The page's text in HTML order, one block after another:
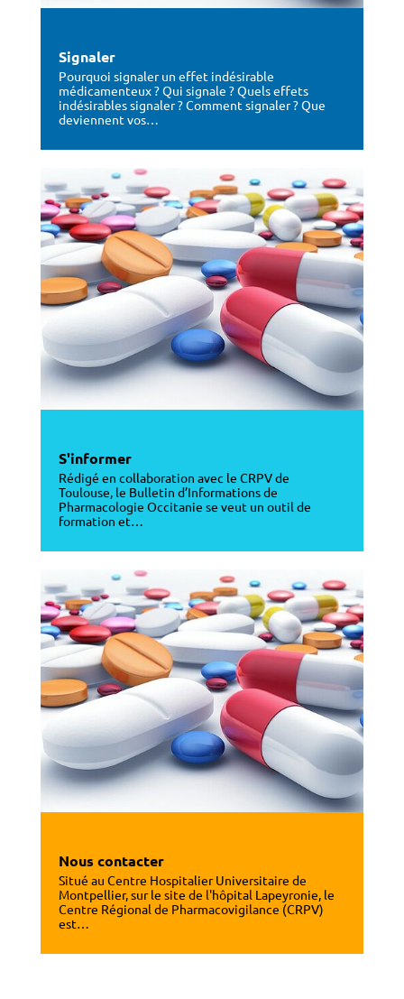
Signaler
Pourquoi signaler un effet indésirable
médicamenteux ? Qui signale ? Quels effets
indésirables signaler ? Comment signaler ? Que
deviennent vos…
S'informer
Rédigé en collaboration avec le CRPV de
Toulouse, le Bulletin d’Informations de
Pharmacologie Occitanie se veut un outil de
formation et…
Nous contacter
Situé au Centre Hospitalier Universitaire de
Montpellier, sur le site de l'hôpital Lapeyronie, le
Centre Régional de Pharmacovigilance (CRPV)
est…